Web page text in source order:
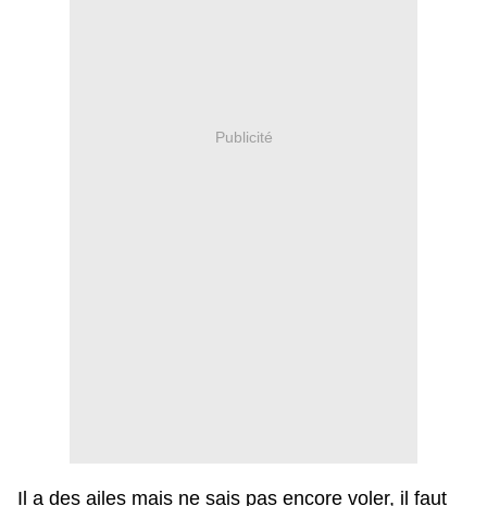
Publicité
Il a des ailes mais ne sais pas encore voler, il faut